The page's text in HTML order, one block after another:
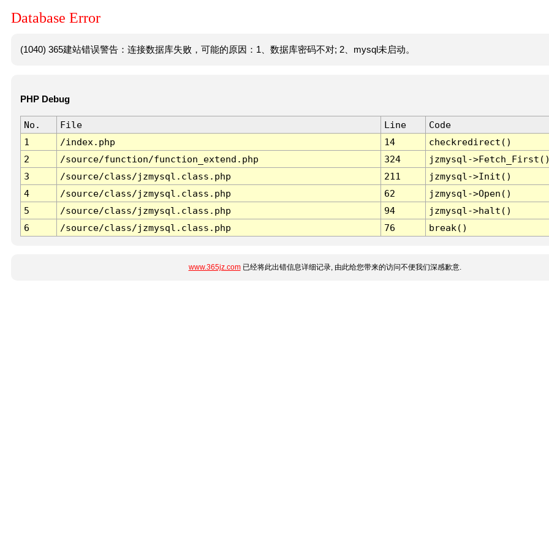
Database Error
(1040) 365建站错误警告：连接数据库失败，可能的原因：1、数据库密码不对; 2、mysql未启动。
PHP Debug
No. File Line
Code
1
/index.php 14
checkredirect()
2
/source/function/function_extend.php 324
jzmysql-
3
/source/class/jzmysql.class.php 211
jzmysql->Init()
4
/source/class/jzmysql.class.php 62
jzmysql->Open()
5
/source/class/jzmysql.class.php 94
jzmysql->halt()
6
/source/class/jzmysql.class.php 76 break()
www.365jz.com已经将此出错信息详细记录, 由此给您带来的访问不便我们深感歉意.